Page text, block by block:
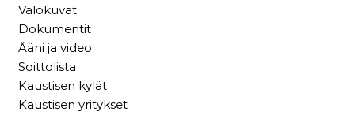
Valokuvat
Dokumentit
Ääni ja video
Soittolista
Kaustisen kylät
Kaustisen yritykset